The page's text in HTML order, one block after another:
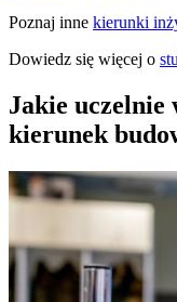
Poznaj inne kierunki
Dowiedz się więcej o
Jakie uczelnie
kierunek